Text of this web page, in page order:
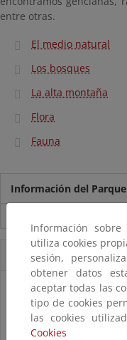
entre otras.
El medio natural
Los bosques
La alta montaña
Flora
Fauna
Información del Parque
Accesos Directos
Información
utiliza cookies
sesión,
obtener datos
aceptar todas las
tipo de cookies
las cookies
Cookies